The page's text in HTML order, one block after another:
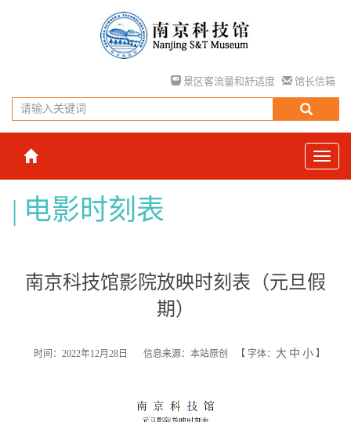
景区客流量和舒适度 馆长信箱
电影时刻表
南京科技馆影院放映时刻表（元旦假
期）
时间：2022年12月28日 信息来源：本站原创 【 字体： 大 中 小 】